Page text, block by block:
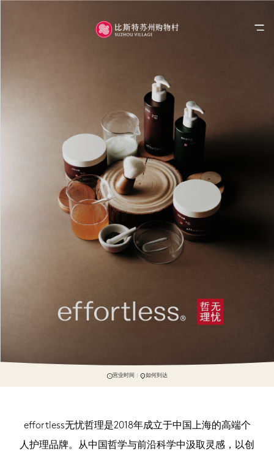
营业时间 如何到达
effortless无忧哲理是2018年成立于中国上海的高端个
人护理品牌。从中国哲学与前沿科学中汲取灵感，以创